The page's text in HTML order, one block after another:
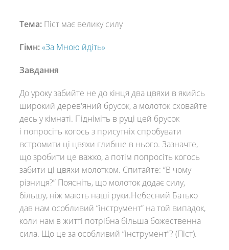
Тема:Піст має велику силу
Гімн:«За Мною йдіть»
Завдання
До уроку забийте не до кінця два цвяхи в якийсь
широкий дерев'яний брусок, а молоток сховайте
десь у кімнаті. Підніміть в руці цей брусок
і попросіть когось з присутніх спробувати
встромити ці цвяхи глибше в нього. Зазначте,
що зробити це важко, а потім попросіть когось
забити ці цвяхи молотком. Спитайте: “В чому
різниця?” Поясніть, що молоток додає силу,
більшу, ніж мають наші руки.Небесний Батько
дав нам особливий “інструмент” на той випадок,
коли нам в житті потрібна більша божественна
сила. Що це за особливий “інструмент”? (Піст).